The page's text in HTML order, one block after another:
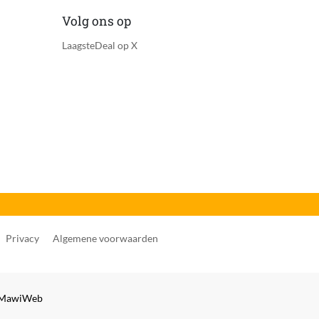
Volg ons op
LaagsteDeal op X
Privacy Algemene voorwaarden